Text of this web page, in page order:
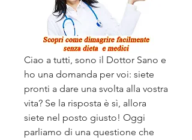
Ciao a tutti, sono il Dottor Sano e
ho una domanda per voi: siete
pronti a dare una svolta alla vostra
vita? Se la risposta è sì, allora
siete nel posto giusto! Oggi
parliamo di una questione che